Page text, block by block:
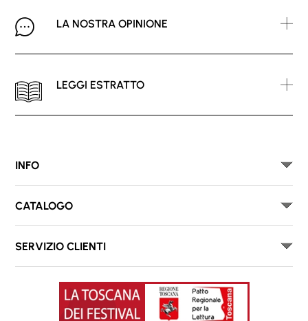
LA NOSTRA OPINIONE
LEGGI ESTRATTO
INFO
CATALOGO
SERVIZIO CLIENTI